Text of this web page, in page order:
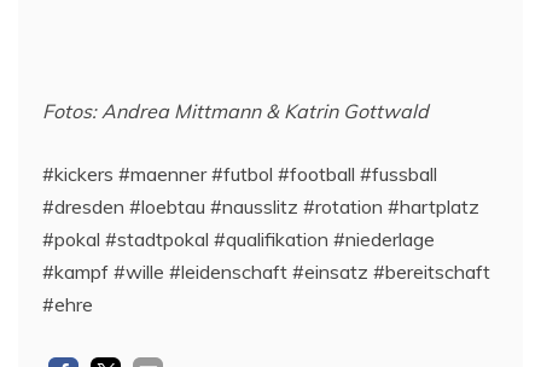
Fotos: Andrea Mittmann & Katrin Gottwald
#kickers #maenner #futbol #football #fussball
#dresden #loebtau #nausslitz #rotation #hartplatz
#pokal #stadtpokal #qualifikation #niederlage
#kampf #wille #leidenschaft #einsatz #bereitschaft
#ehre